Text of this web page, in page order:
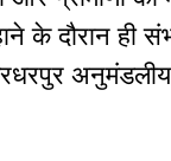
के दौरान ही